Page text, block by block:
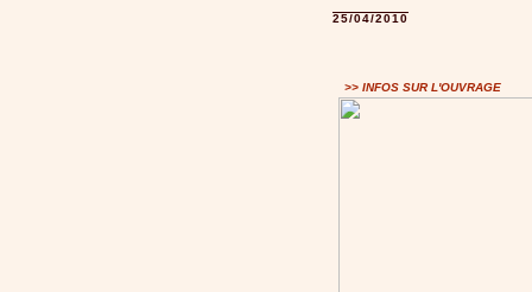
25/04/2010
>> INFOS SUR L'OUVRAGE